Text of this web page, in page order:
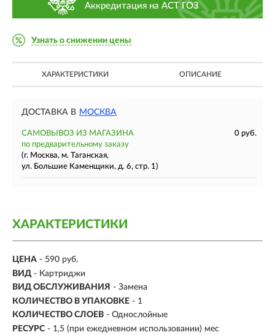
Аккредитация на АСТ ГОЗ
Узнать о снижении цены
ХАРАКТЕРИСТИКИ ОПИСАНИЕ
ДОСТАВКА В МОСКВА
САМОВЫВОЗ ИЗ МАГАЗИНА
0 руб.
по предварительному заказу
(г. Москва, м. Таганская,
ул. Большие Каменщики, д. 6, стр. 1)
ХАРАКТЕРИСТИКИ
ЦЕНА - 590 руб.
ВИД - Картриджи
ВИД ОБСЛУЖИВАНИЯ - Замена
КОЛИЧЕСТВО В УПАКОВКЕ - 1
КОЛИЧЕСТВО СЛОЕВ - Однослойные
РЕСУРС - 1,5 (при ежедневном использовании) мес